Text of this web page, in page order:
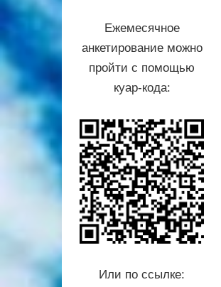
Ежемесячное
анкетирование можно
пройти с помощью
куар-кода:
Или по ссылке: